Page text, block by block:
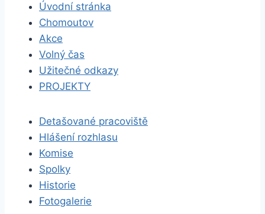
Úvodní stránka
Chomoutov
Akce
Volný čas
Užitečné odkazy
PROJEKTY
Detašované pracoviště
Hlášení rozhlasu
Komise
Spolky
Historie
Fotogalerie